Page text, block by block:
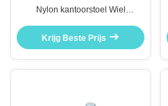
Nylon kantoorstoel Wiel
Cardan Bifma Test
Krijg Beste Prijs